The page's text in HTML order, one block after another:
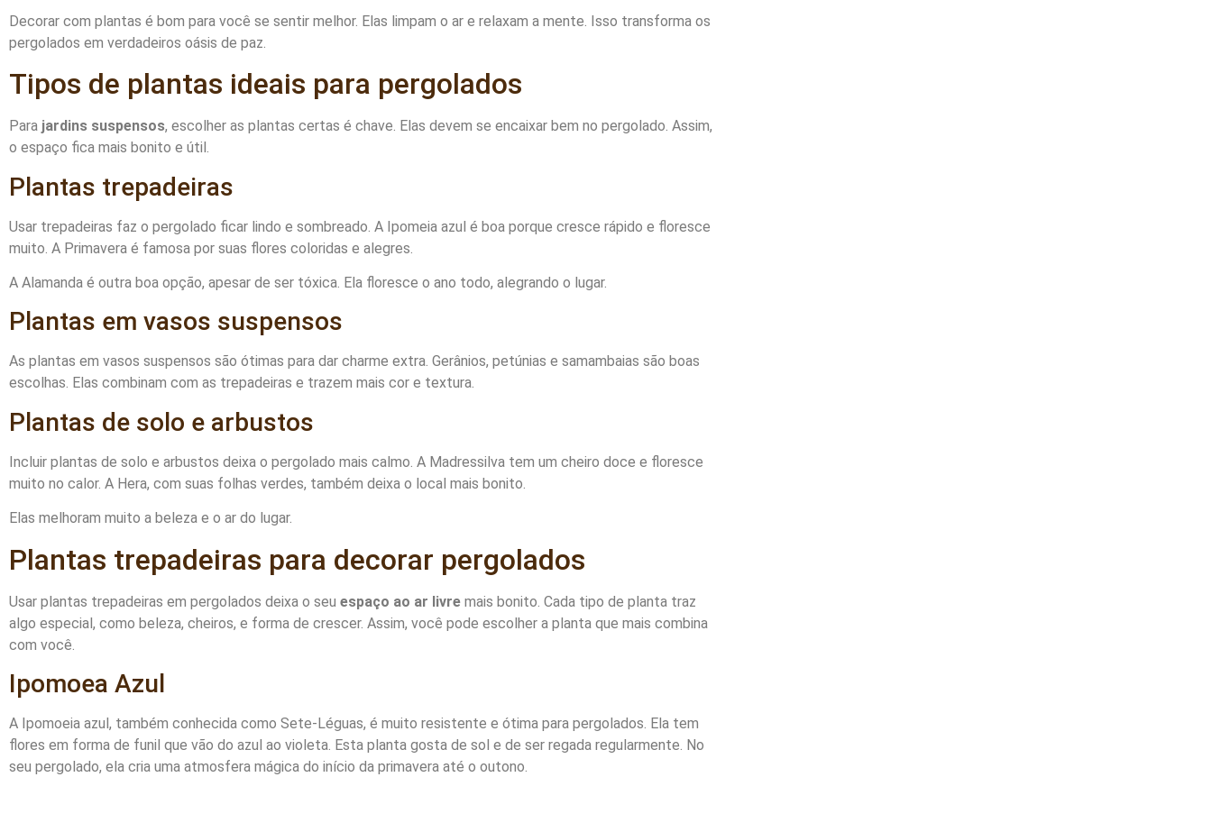
Decorar com plantas é bom para você se sentir melhor. Elas limpam o ar e relaxam a mente. Isso transforma os
pergolados em verdadeiros oásis de paz.
Tipos de plantas ideais para pergolados
Para jardins suspensos, escolher as plantas certas é chave. Elas devem se encaixar bem no pergolado. Assim,
o espaço fica mais bonito e útil.
Plantas trepadeiras
Usar trepadeiras faz o pergolado ficar lindo e sombreado. A Ipomeia azul é boa porque cresce rápido e floresce
muito. A Primavera é famosa por suas flores coloridas e alegres.
A Alamanda é outra boa opção, apesar de ser tóxica. Ela floresce o ano todo, alegrando o lugar.
Plantas em vasos suspensos
As plantas em vasos suspensos são ótimas para dar charme extra. Gerânios, petúnias e samambaias são boas
escolhas. Elas combinam com as trepadeiras e trazem mais cor e textura.
Plantas de solo e arbustos
Incluir plantas de solo e arbustos deixa o pergolado mais calmo. A Madressilva tem um cheiro doce e floresce
muito no calor. A Hera, com suas folhas verdes, também deixa o local mais bonito.
Elas melhoram muito a beleza e o ar do lugar.
Plantas trepadeiras para decorar pergolados
Usar plantas trepadeiras em pergolados deixa o seu espaço ao ar livre mais bonito. Cada tipo de planta traz
algo especial, como beleza, cheiros, e forma de crescer. Assim, você pode escolher a planta que mais combina
com você.
Ipomoea Azul
A Ipomoeia azul, também conhecida como Sete-Léguas, é muito resistente e ótima para pergolados. Ela tem
flores em forma de funil que vão do azul ao violeta. Esta planta gosta de sol e de ser regada regularmente. No
seu pergolado, ela cria uma atmosfera mágica do início da primavera até o outono.